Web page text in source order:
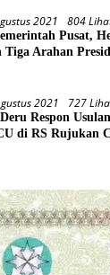
2021 804
Pusat,
Tiga Arahan
2021 727
Respon
di RS Rujukan